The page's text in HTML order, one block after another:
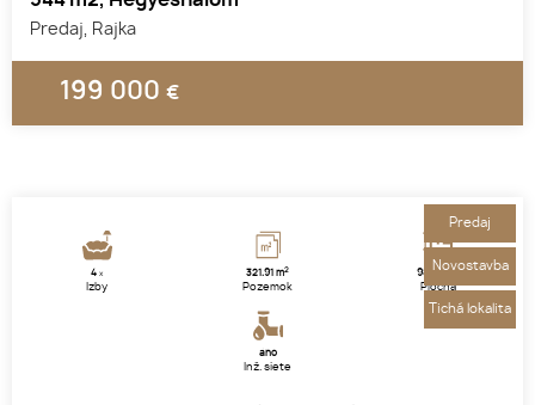
Predaj, Rajka
199 000 €
4x
Izby
321.91 m2
Pozemok
98.62 m 2
Plocha
áno
Inž. siete
Predaj
Novostavba
Tichá lokalita